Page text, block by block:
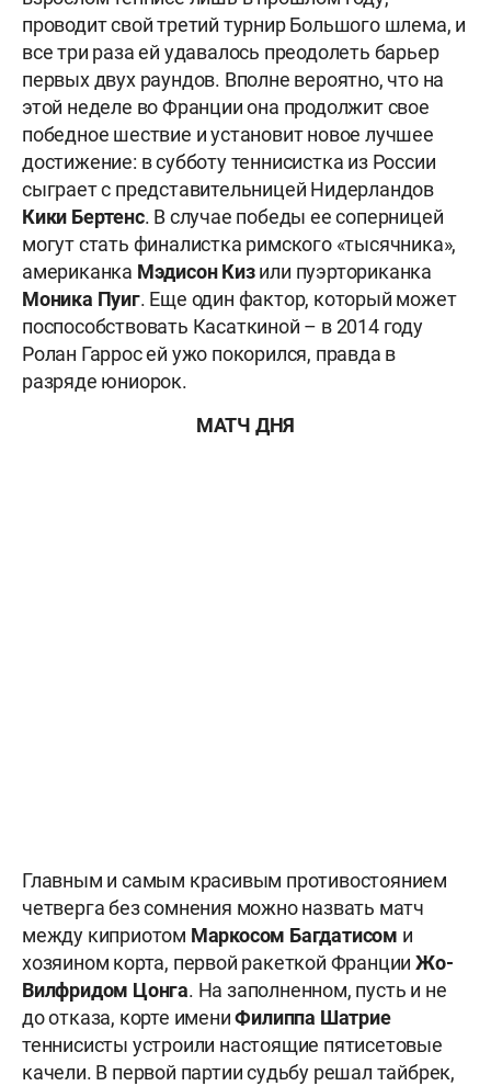
проводит свой третий турнир Большого шлема, и
все три раза ей удавалось преодолеть барьер
первых двух раундов. Вполне вероятно, что на
этой неделе во Франции она продолжит свое
победное шествие и установит новое лучшее
достижение: в субботу теннисистка из России
сыграет с представительницей Нидерландов
Кики Бертенс. В случае победы ее соперницей
могут стать финалистка римского «тысячника»,
американка Мэдисон Кизили пуэрториканка
Моника Пуиг. Еще один фактор, который может
поспособствовать Касаткиной – в 2014 году
Ролан Гаррос ей ужо покорился, правда в
разряде юниорок.
МАТЧ ДНЯ
Главным и самым красивым противостоянием
четверга без сомнения можно назвать матч
между киприотом Маркосом Багдатисом и
хозяином корта, первой ракеткой Франции Жо-
Вилфридом Цонга. На заполненном, пусть и не
до отказа, корте имениФилиппа Шатрие
теннисисты устроили настоящие пятисетовые
качели. В первой партии судьбу решал тайбрек,